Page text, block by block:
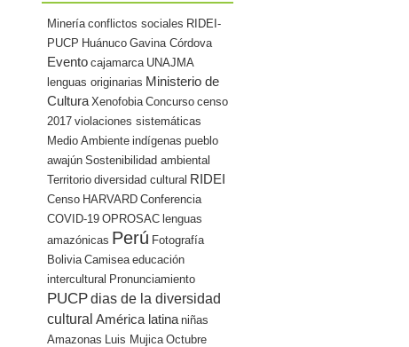
Minería conflictos sociales RIDEI-
PUCP Huánuco Gavina Córdova
Evento cajamarca UNAJMA
lenguas originarias Ministerio de
Cultura Xenofobia Concurso censo
2017 violaciones sistemáticas
Medio Ambiente indígenas pueblo
awajún Sostenibilidad ambiental
Territorio diversidad cultural RIDEI
Censo HARVARD Conferencia
COVID-19 OPROSAC lenguas
amazónicas Perú Fotografía
Bolivia Camisea educación
intercultural Pronunciamiento
PUCPdias de la diversidad
cultural América latina niñas
Amazonas Luis Mujica Octubre